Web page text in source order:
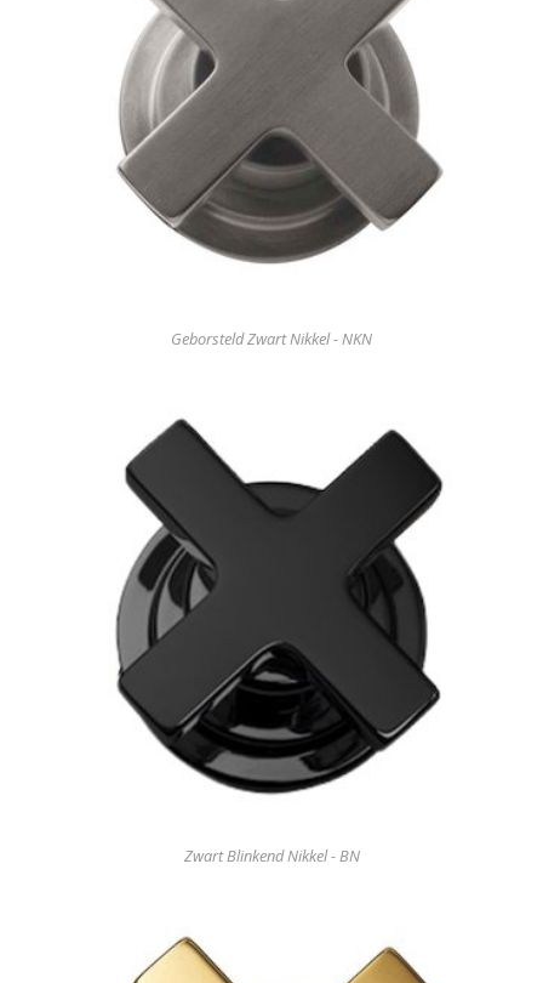
Geborsteld Zwart Nikkel - NKN
Zwart Blinkend Nikkel - BN